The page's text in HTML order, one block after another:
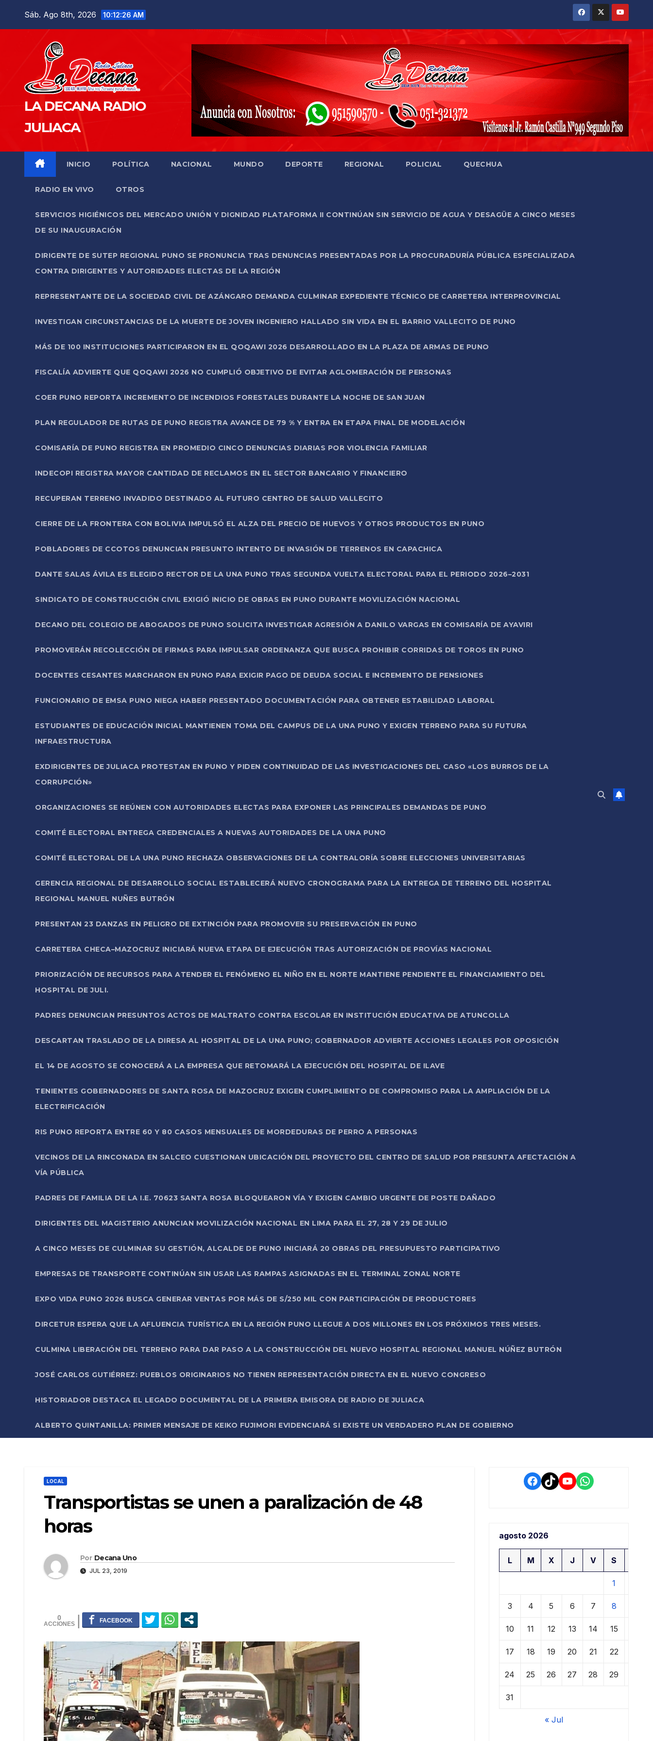
Sáb. Ago 8th, 2026 10:12:27 AM
LA DECANA RADIO
JULIACA
INICIO POLÍTICA NACIONAL MUNDO DEPORTE REGIONAL POLICIAL QUECHUA
RADIO EN VIVO OTROS
SERVICIOS HIGIÉNICOS DEL MERCADO UNIÓN Y DIGNIDAD PLATAFORMA II CONTINÚAN SIN SERVICIO DE AGUA Y DESAGÜE A CINCO MESES
DE SU INAUGURACIÓN
DIRIGENTE DE SUTEP REGIONAL PUNO SE PRONUNCIA TRAS DENUNCIAS PRESENTADAS POR LA PROCURADURÍA PÚBLICA ESPECIALIZADA
CONTRA DIRIGENTES Y AUTORIDADES ELECTAS DE LA REGIÓN
REPRESENTANTE DE LA SOCIEDAD CIVIL DE AZÁNGARO DEMANDA CULMINAR EXPEDIENTE TÉCNICO DE CARRETERA INTERPROVINCIAL
INVESTIGAN CIRCUNSTANCIAS DE LA MUERTE DE JOVEN INGENIERO HALLADO SIN VIDA EN EL BARRIO VALLECITO DE PUNO
MÁS DE 100 INSTITUCIONES PARTICIPARON EN EL QOQAWI 2026 DESARROLLADO EN LA PLAZA DE ARMAS DE PUNO
FISCALÍA ADVIERTE QUE QOQAWI 2026 NO CUMPLIÓ OBJETIVO DE EVITAR AGLOMERACIÓN DE PERSONAS
COER PUNO REPORTA INCREMENTO DE INCENDIOS FORESTALES DURANTE LA NOCHE DE SAN JUAN
PLAN REGULADOR DE RUTAS DE PUNO REGISTRA AVANCE DE 79 % Y ENTRA EN ETAPA FINAL DE MODELACIÓN
COMISARÍA DE PUNO REGISTRA EN PROMEDIO CINCO DENUNCIAS DIARIAS POR VIOLENCIA FAMILIAR
INDECOPI REGISTRA MAYOR CANTIDAD DE RECLAMOS EN EL SECTOR BANCARIO Y FINANCIERO
RECUPERAN TERRENO INVADIDO DESTINADO AL FUTURO CENTRO DE SALUD VALLECITO
CIERRE DE LA FRONTERA CON BOLIVIA IMPULSÓ EL ALZA DEL PRECIO DE HUEVOS Y OTROS PRODUCTOS EN PUNO
POBLADORES DE CCOTOS DENUNCIAN PRESUNTO INTENTO DE INVASIÓN DE TERRENOS EN CAPACHICA
DANTE SALAS ÁVILA ES ELEGIDO RECTOR DE LA UNA PUNO TRAS SEGUNDA VUELTA ELECTORAL PARA EL PERIODO 2026–2031
SINDICATO DE CONSTRUCCIÓN CIVIL EXIGIÓ INICIO DE OBRAS EN PUNO DURANTE MOVILIZACIÓN NACIONAL
DECANO DEL COLEGIO DE ABOGADOS DE PUNO SOLICITA INVESTIGAR AGRESIÓN A DANILO VARGAS EN COMISARÍA DE AYAVIRI
PROMOVERÁN RECOLECCIÓN DE FIRMAS PARA IMPULSAR ORDENANZA QUE BUSCA PROHIBIR CORRIDAS DE TOROS EN PUNO
DOCENTES CESANTES MARCHARON EN PUNO PARA EXIGIR PAGO DE DEUDA SOCIAL E INCREMENTO DE PENSIONES
FUNCIONARIO DE EMSA PUNO NIEGA HABER PRESENTADO DOCUMENTACIÓN PARA OBTENER ESTABILIDAD LABORAL
ESTUDIANTES DE EDUCACIÓN INICIAL MANTIENEN TOMA DEL CAMPUS DE LA UNA PUNO Y EXIGEN TERRENO PARA SU FUTURA
INFRAESTRUCTURA
EXDIRIGENTES DE JULIACA PROTESTAN EN PUNO Y PIDEN CONTINUIDAD DE LAS INVESTIGACIONES DEL CASO «LOS BURROS DE LA
CORRUPCIÓN»
ORGANIZACIONES SE REÚNEN CON AUTORIDADES ELECTAS PARA EXPONER LAS PRINCIPALES DEMANDAS DE PUNO
COMITÉ ELECTORAL ENTREGA CREDENCIALES A NUEVAS AUTORIDADES DE LA UNA PUNO
COMITÉ ELECTORAL DE LA UNA PUNO RECHAZA OBSERVACIONES DE LA CONTRALORÍA SOBRE ELECCIONES UNIVERSITARIAS
GERENCIA REGIONAL DE DESARROLLO SOCIAL ESTABLECERÁ NUEVO CRONOGRAMA PARA LA ENTREGA DE TERRENO DEL HOSPITAL
REGIONAL MANUEL NUÑES BUTRÓN
PRESENTAN 23 DANZAS EN PELIGRO DE EXTINCIÓN PARA PROMOVER SU PRESERVACIÓN EN PUNO
CARRETERA CHECA–MAZOCRUZ INICIARÁ NUEVA ETAPA DE EJECUCIÓN TRAS AUTORIZACIÓN DE PROVÍAS NACIONAL
PRIORIZACIÓN DE RECURSOS PARA ATENDER EL FENÓMENO EL NIÑO EN EL NORTE MANTIENE PENDIENTE EL FINANCIAMIENTO DEL
HOSPITAL DE JULI.
PADRES DENUNCIAN PRESUNTOS ACTOS DE MALTRATO CONTRA ESCOLAR EN INSTITUCIÓN EDUCATIVA DE ATUNCOLLA
DESCARTAN TRASLADO DE LA DIRESA AL HOSPITAL DE LA UNA PUNO; GOBERNADOR ADVIERTE ACCIONES LEGALES POR OPOSICIÓN
EL 14 DE AGOSTO SE CONOCERÁ A LA EMPRESA QUE RETOMARÁ LA EJECUCIÓN DEL HOSPITAL DE ILAVE
TENIENTES GOBERNADORES DE SANTA ROSA DE MAZOCRUZ EXIGEN CUMPLIMIENTO DE COMPROMISO PARA LA AMPLIACIÓN DE LA
ELECTRIFICACIÓN
RIS PUNO REPORTA ENTRE 60 Y 80 CASOS MENSUALES DE MORDEDURAS DE PERRO A PERSONAS
VECINOS DE LA RINCONADA EN SALCEO CUESTIONAN UBICACIÓN DEL PROYECTO DEL CENTRO DE SALUD POR PRESUNTA AFECTACIÓN A
VÍA PÚBLICA
PADRES DE FAMILIA DE LA I.E. 70623 SANTA ROSA BLOQUEARON VÍA Y EXIGEN CAMBIO URGENTE DE POSTE DAÑADO
DIRIGENTES DEL MAGISTERIO ANUNCIAN MOVILIZACIÓN NACIONAL EN LIMA PARA EL 27, 28 Y 29 DE JULIO
A CINCO MESES DE CULMINAR SU GESTIÓN, ALCALDE DE PUNO INICIARÁ 20 OBRAS DEL PRESUPUESTO PARTICIPATIVO
EMPRESAS DE TRANSPORTE CONTINÚAN SIN USAR LAS RAMPAS ASIGNADAS EN EL TERMINAL ZONAL NORTE
EXPO VIDA PUNO 2026 BUSCA GENERAR VENTAS POR MÁS DE S/250 MIL CON PARTICIPACIÓN DE PRODUCTORES
DIRCETUR ESPERA QUE LA AFLUENCIA TURÍSTICA EN LA REGIÓN PUNO LLEGUE A DOS MILLONES EN LOS PRÓXIMOS TRES MESES.
CULMINA LIBERACIÓN DEL TERRENO PARA DAR PASO A LA CONSTRUCCIÓN DEL NUEVO HOSPITAL REGIONAL MANUEL NÚÑEZ BUTRÓN
JOSÉ CARLOS GUTIÉRREZ: PUEBLOS ORIGINARIOS NO TIENEN REPRESENTACIÓN DIRECTA EN EL NUEVO CONGRESO
HISTORIADOR DESTACA EL LEGADO DOCUMENTAL DE LA PRIMERA EMISORA DE RADIO DE JULIACA
ALBERTO QUINTANILLA: PRIMER MENSAJE DE KEIKO FUJIMORI EVIDENCIARÁ SI EXISTE UN VERDADERO PLAN DE GOBIERNO
LOCAL
Transportistas se unen a paralización de 48
horas
Por Decana Uno
JUL 23, 2019
0
Facebook
TikTokYouTube
WhatsApp
agosto 2026
L M X J V S
1
3 4 5 6 7 8
10 11 12 13 14 15
17 18 19 20 21 22
24 25 26 27 28 29
31
« Jul